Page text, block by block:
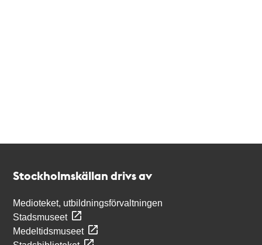
Stockholmskällan drivs av
Medioteket, utbildningsförvaltningen
Stadsmuseet
Medeltidsmuseet